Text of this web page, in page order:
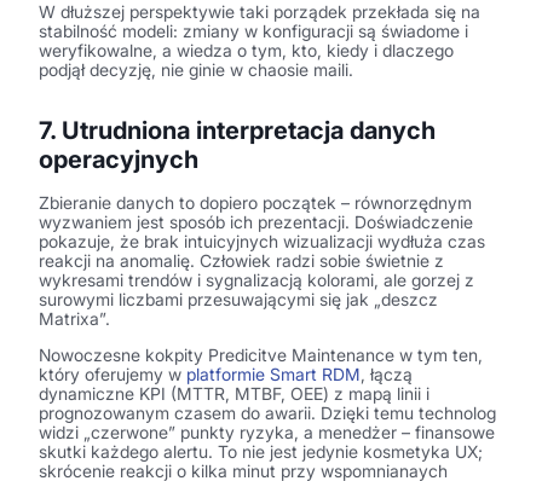
W dłuższej perspektywie taki porządek przekłada się na
stabilność modeli: zmiany w konfiguracji są świadome i
weryfikowalne, a wiedza o tym, kto, kiedy i dlaczego
podjął decyzję, nie ginie w chaosie maili.
7. Utrudniona interpretacja danych
operacyjnych
Zbieranie danych to dopiero początek – równorzędnym
wyzwaniem jest sposób ich prezentacji. Doświadczenie
pokazuje, że brak intuicyjnych wizualizacji wydłuża czas
reakcji na anomalię. Człowiek radzi sobie świetnie z
wykresami trendów i sygnalizacją kolorami, ale gorzej z
surowymi liczbami przesuwającymi się jak „deszcz
Matrixa”.
Nowoczesne kokpity Predicitve Maintenance w tym ten,
który oferujemy w platformie Smart RDM , łączą
dynamiczne KPI (MTTR, MTBF, OEE) z mapą linii i
prognozowanym czasem do awarii. Dzięki temu technolog
widzi „czerwone” punkty ryzyka, a menedżer – finansowe
skutki każdego alertu. To nie jest jedynie kosmetyka UX;
skrócenie reakcji o kilka minut przy wspomnianaych